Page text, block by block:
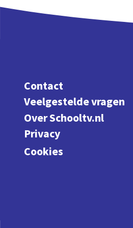
Contact
Veelgestelde vragen
Over Schooltv.nl
Privacy
Cookies